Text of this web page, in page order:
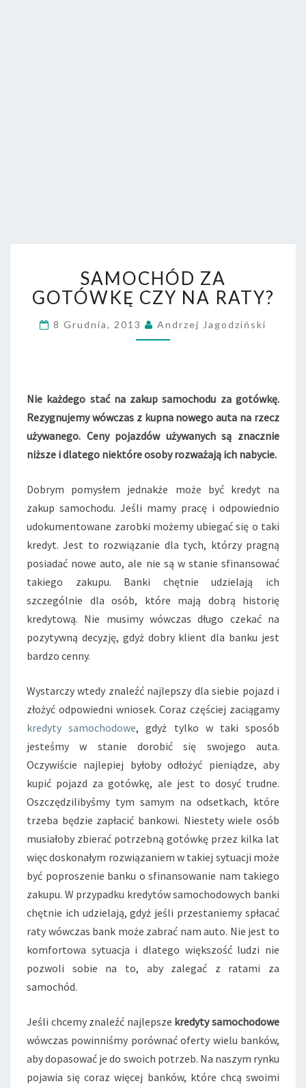
A
M
O
C
H
A
G
T
Ó
K
Ę
Z
Y
N
R
T
Y
SAMOCHÓD ZA
GOTÓWKĘ CZY NA RATY?
8 Grudnia, 2013 Andrzej Jagodziński
Nie każdego stać na zakup samochodu za gotówkę.
Rezygnujemy wówczas z kupna nowego auta na rzecz
używanego. Ceny pojazdów używanych są znacznie
niższe i dlatego niektóre osoby rozważają ich nabycie.
Dobrym pomysłem jednakże może być kredyt na
zakup samochodu. Jeśli mamy pracę i odpowiednio
udokumentowane zarobki możemy ubiegać się o taki
kredyt. Jest to rozwiązanie dla tych, którzy pragną
posiadać nowe auto, ale nie są w stanie sfinansować
takiego zakupu. Banki chętnie udzielają ich
szczególnie dla osób, które mają dobrą historię
kredytową. Nie musimy wówczas długo czekać na
pozytywną decyzję, gdyż dobry klient dla banku jest
bardzo cenny.
Wystarczy wtedy znaleźć najlepszy dla siebie pojazd i
złożyć odpowiedni wniosek. Coraz częściej zaciągamy
kredyty samochodowe, gdyż tylko w taki sposób
jesteśmy w stanie dorobić się swojego auta.
Oczywiście najlepiej byłoby odłożyć pieniądze, aby
kupić pojazd za gotówkę, ale jest to dosyć trudne.
Oszczędzilibyśmy tym samym na odsetkach, które
trzeba będzie zapłacić bankowi. Niestety wiele osób
musiałoby zbierać potrzebną gotówkę przez kilka lat
więc doskonałym rozwiązaniem w takiej sytuacji może
być poproszenie banku o sfinansowanie nam takiego
zakupu. W przypadku kredytów samochodowych banki
chętnie ich udzielają, gdyż jeśli przestaniemy spłacać
raty wówczas bank może zabrać nam auto. Nie jest to
komfortowa sytuacja i dlatego większość ludzi nie
pozwoli sobie na to, aby zalegać z ratami za
samochód.
Jeśli chcemy znaleźć najlepsze kredyty samochodowe
wówczas powinniśmy porównać oferty wielu banków,
aby dopasować je do swoich potrzeb. Na naszym rynku
pojawia się coraz więcej banków, które chcą swoimi